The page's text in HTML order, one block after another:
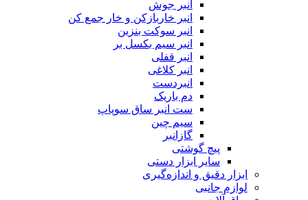
انبر جوش
انبر خاربازکن و خار جمع کن
انبر سوکت بنزین
انبر سیم بکسل بر
انبر قفلی
انبر کلاغی
انبردست
دم باریک
ست انبر ساق سوپاپ
سیم چین
گازانبر
پیچ گوشتی
سایر ابزار دستی
ابزار دقیق و اندازه‌گیری
لوازم جانبی